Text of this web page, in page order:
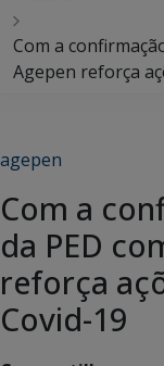
Com a
Agepen reforça
agepen
Com a
da PED
reforça
Covid-19